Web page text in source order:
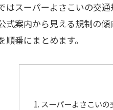
はスーパーよさこいの交
式案内から見える規制の
順番にまとめます。
スーパーよさこい